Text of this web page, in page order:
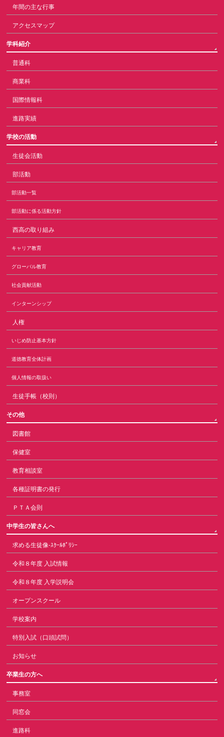
年間の主な行事
アクセスマップ
学科紹介
普通科
商業科
国際情報科
進路実績
学校の活動
生徒会活動
部活動
部活動一覧
部活動に係る活動方針
西高の取り組み
キャリア教育
グローバル教育
社会貢献活動
インターンシップ
人権
いじめ防止基本方針
道徳教育全体計画
個人情報の取扱い
生徒手帳（校則）
その他
図書館
保健室
教育相談室
各種証明書の発行
ＰＴＡ会則
中学生の皆さんへ
求める生徒像-ｽｸｰﾙﾎﾟﾘｼｰ
令和８年度 入試情報
令和８年度 入学説明会
オープンスクール
学校案内
特別入試（口頭試問）
お知らせ
卒業生の方へ
事務室
同窓会
進路科